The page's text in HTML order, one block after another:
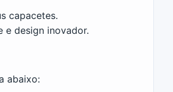
capacetes.
e design inovador.
abaixo: